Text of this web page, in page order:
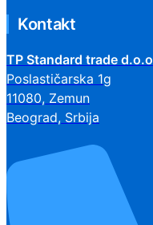
Kontakt
TP Standard trade d.o.o
Poslastičarska 1g
11080, Zemun
Beograd, Srbija